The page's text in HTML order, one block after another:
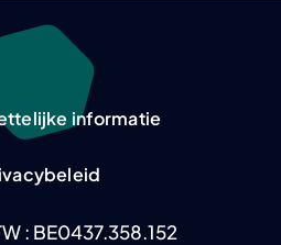
informatie
: BE0437.358.152